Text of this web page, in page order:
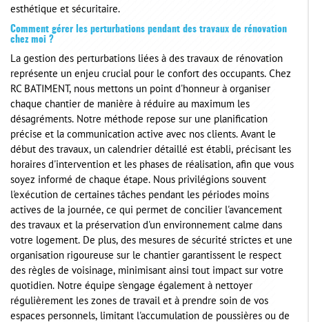
esthétique et sécuritaire.
Comment gérer les perturbations pendant des travaux de rénovation
chez moi ?
La gestion des perturbations liées à des travaux de rénovation
représente un enjeu crucial pour le confort des occupants. Chez
RC BATIMENT, nous mettons un point d'honneur à organiser
chaque chantier de manière à réduire au maximum les
désagréments. Notre méthode repose sur une planification
précise et la communication active avec nos clients. Avant le
début des travaux, un calendrier détaillé est établi, précisant les
horaires d'intervention et les phases de réalisation, afin que vous
soyez informé de chaque étape. Nous privilégions souvent
l'exécution de certaines tâches pendant les périodes moins
actives de la journée, ce qui permet de concilier l'avancement
des travaux et la préservation d'un environnement calme dans
votre logement. De plus, des mesures de sécurité strictes et une
organisation rigoureuse sur le chantier garantissent le respect
des règles de voisinage, minimisant ainsi tout impact sur votre
quotidien. Notre équipe s'engage également à nettoyer
régulièrement les zones de travail et à prendre soin de vos
espaces personnels, limitant l'accumulation de poussières ou de